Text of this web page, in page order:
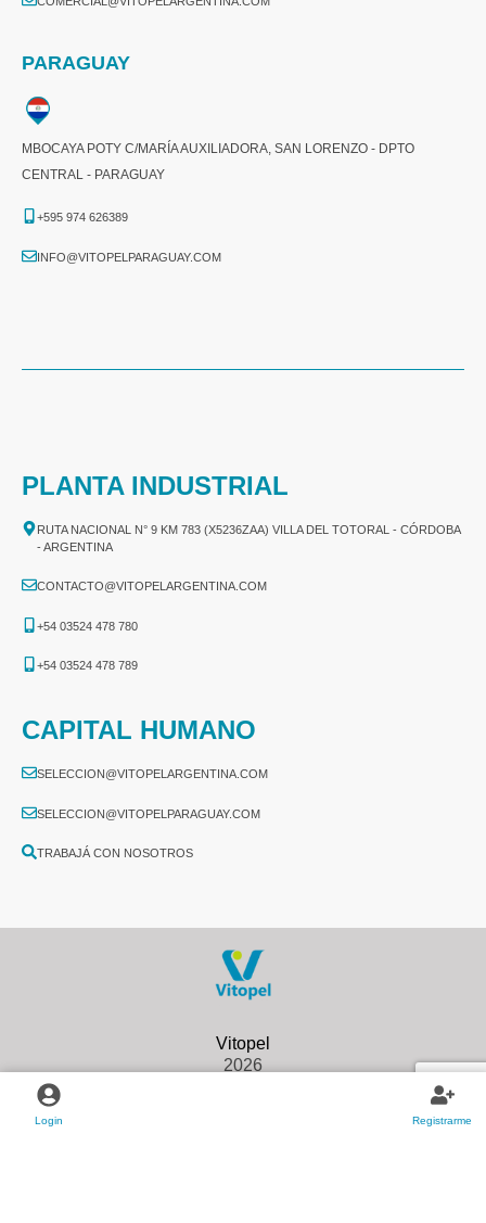
Login Registrarme
PARAGUAY
MBOCAYA POTY C/MARÍA AUXILIADORA, SAN LORENZO - DPTO
CENTRAL - PARAGUAY
+595 974 626389
INFO@VITOPELPARAGUAY.COM
PLANTA INDUSTRIAL
RUTA NACIONAL N° 9 KM 783 (X5236ZAA) VILLA DEL TOTORAL - CÓRDOBA
- ARGENTINA
CONTACTO@VITOPELARGENTINA.COM
+54 03524 478 780​
+54 03524 478 789​
CAPITAL HUMANO
SELECCION@VITOPELARGENTINA.COM
SELECCION@VITOPELPARAGUAY.COM
TRABAJÁ CON NOSOTROS
2026